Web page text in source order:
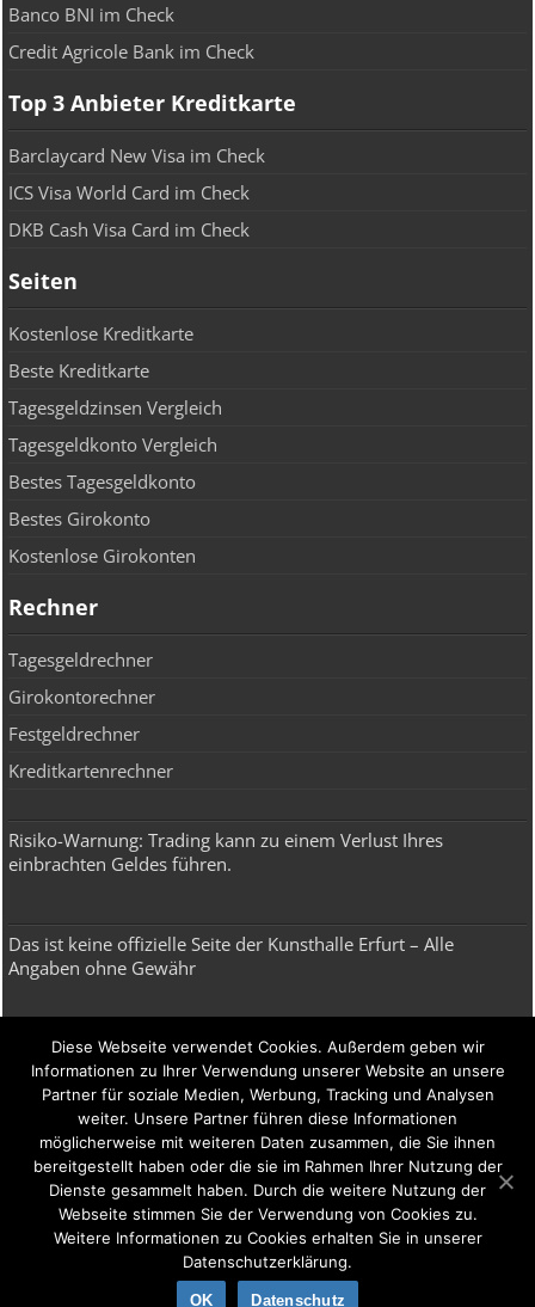
Banco BNI im Check
Credit Agricole Bank im Check
Top 3 Anbieter Kreditkarte
Barclaycard New Visa im Check
ICS Visa World Card im Check
DKB Cash Visa Card im Check
Seiten
Kostenlose Kreditkarte
Beste Kreditkarte
Tagesgeldzinsen Vergleich
Tagesgeldkonto Vergleich
Bestes Tagesgeldkonto
Bestes Girokonto
Kostenlose Girokonten
Rechner
Tagesgeldrechner
Girokontorechner
Festgeldrechner
Kreditkartenrechner
Risiko-Warnung: Trading kann zu einem Verlust Ihres
einbrachten Geldes führen.
Das ist keine offizielle Seite der Kunsthalle Erfurt – Alle
Angaben ohne Gewähr
Broker
CFD Broker
Forex Broker
Robo Advisor
Depot Vergleich
Diese Webseite verwendet Cookies. Außerdem geben wir
Informationen zu Ihrer Verwendung unserer Website an unsere
Partner für soziale Medien, Werbung, Tracking und Analysen
weiter. Unsere Partner führen diese Informationen
möglicherweise mit weiteren Daten zusammen, die Sie ihnen
bereitgestellt haben oder die sie im Rahmen Ihrer Nutzung der
Dienste gesammelt haben. Durch die weitere Nutzung der
Webseite stimmen Sie der Verwendung von Cookies zu.
Weitere Informationen zu Cookies erhalten Sie in unserer
Datenschutzerklärung.
OK Datenschutz